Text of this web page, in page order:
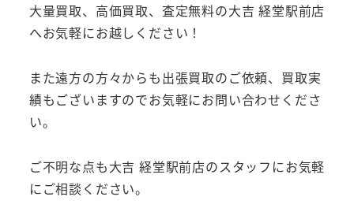
大量買取、高価買取、査定無料の大吉 経堂駅前店
へお気軽にお越しください！
また遠方の方々からも出張買取のご依頼、買取実
績もございますのでお気軽にお問い合わせくださ
い。
ご不明な点も大吉 経堂駅前店のスタッフにお気軽
にご相談ください。